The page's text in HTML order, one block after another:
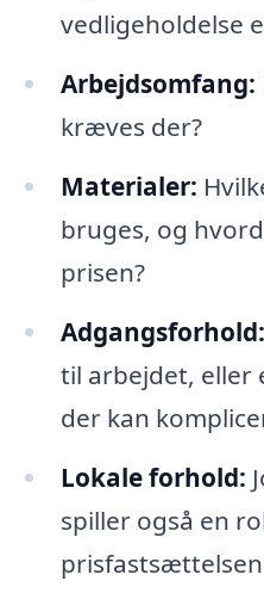
vedligeholdelse
Arbejdsomfang:
kræves der?
Materialer:
bruges, og
prisen?
Adgangsforhold:
til arbejdet, eller
der kan
Lokale forhold:
spiller også en